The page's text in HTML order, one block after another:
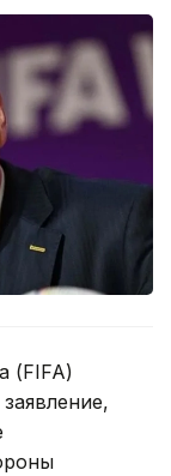
(FIFA)